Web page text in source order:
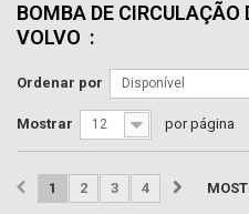
BOMBA DE CIRCULAÇÃO
VOLVO :
Ordenar por Disponível
Mostrar 12 por página
1 2 3 4